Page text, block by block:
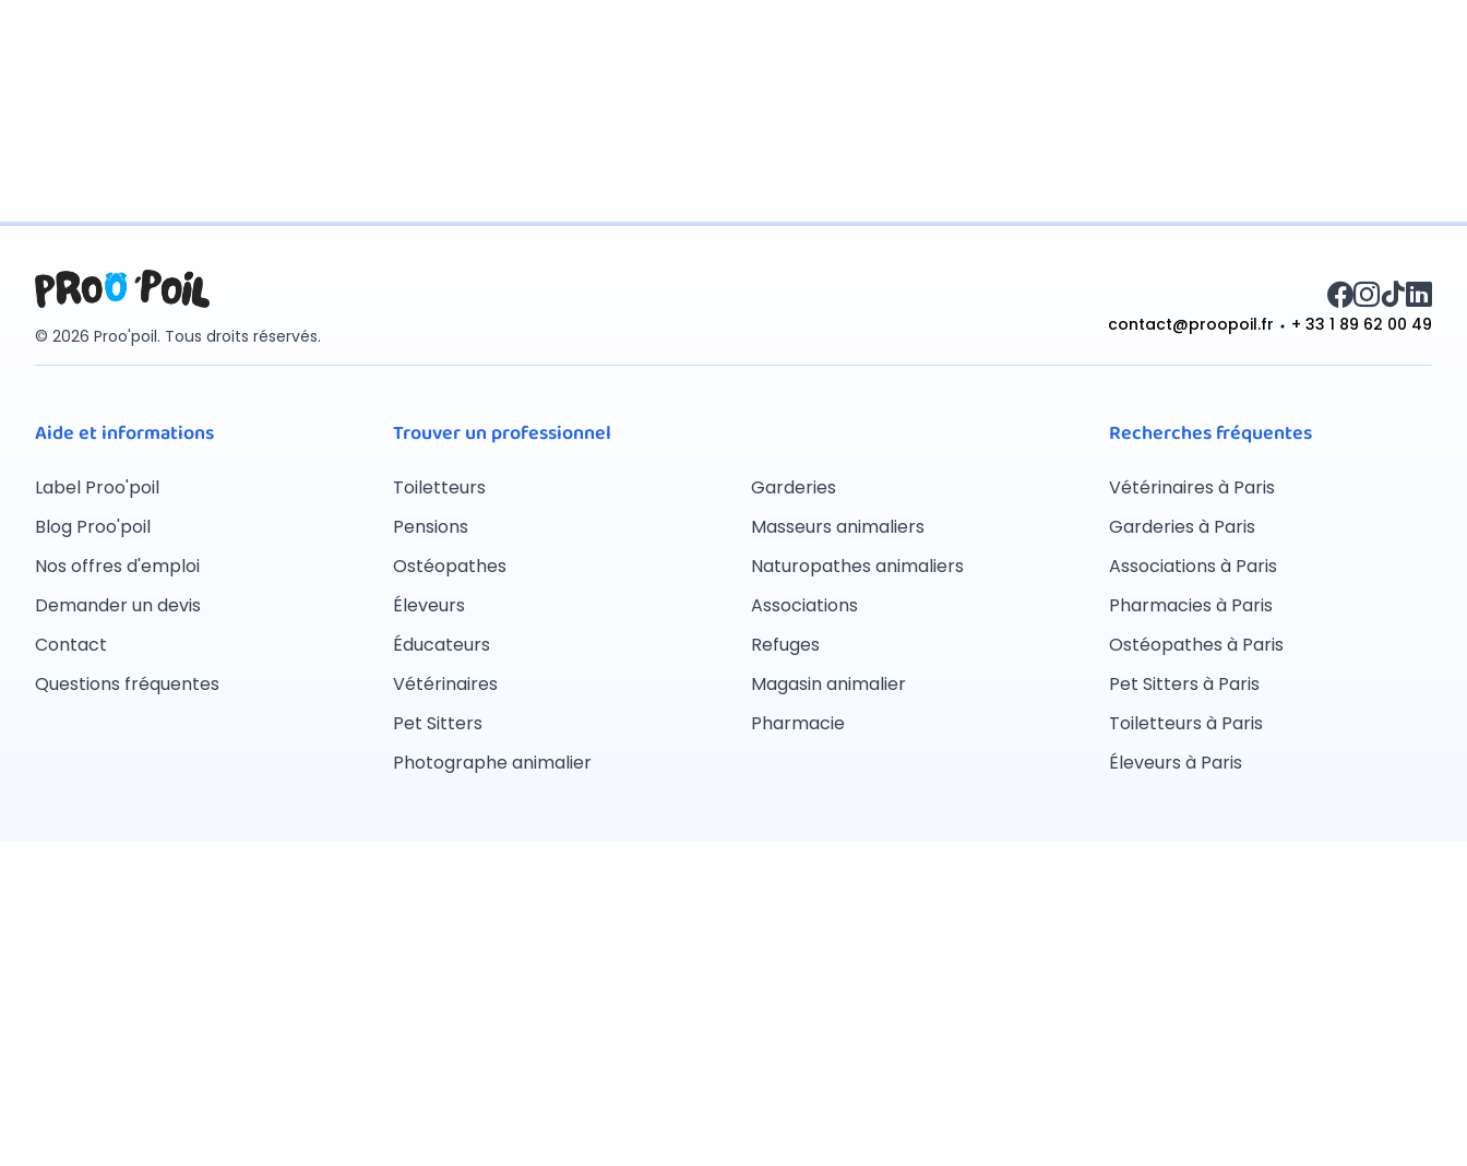
© 2026 Proo'poil. Tous droits réservés.
contact@proopoil.fr + 33 1 89 62 00 49
Aide et informations
Label Proo'poil
Blog Proo'poil
Nos offres d'emploi
Demander un devis
Contact
Questions fréquentes
Trouver un professionnel
Toiletteurs
Pensions
Ostéopathes
Éleveurs
Éducateurs
Vétérinaires
Pet Sitters
Photographe animalier
Garderies
Masseurs animaliers
Naturopathes animaliers
Associations
Refuges
Magasin animalier
Pharmacie
Recherches fréquentes
Vétérinaires à Paris
Garderies à Paris
Associations à Paris
Pharmacies à Paris
Ostéopathes à Paris
Pet Sitters à Paris
Toiletteurs à Paris
Éleveurs à Paris